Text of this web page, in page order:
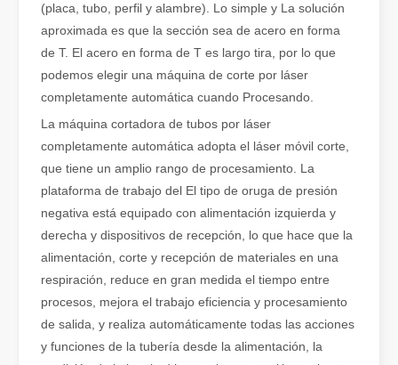
¿Qué es el corte por láser de tubos?
El corte por láser de tubos es una tecnología clave en la
(placa, tubo, perfil y alambre). Lo simple y La solución
aproximada es que la sección sea de acero en forma
de T. El acero en forma de T es largo tira, por lo que
podemos elegir una máquina de corte por láser
completamente automática cuando Procesando.
La máquina cortadora de tubos por láser
completamente automática adopta el láser móvil corte,
que tiene un amplio rango de procesamiento. La
plataforma de trabajo del El tipo de oruga de presión
negativa está equipado con alimentación izquierda y
derecha y dispositivos de recepción, lo que hace que la
alimentación, corte y recepción de materiales en una
respiración, reduce en gran medida el tiempo entre
procesos, mejora el trabajo eficiencia y procesamiento
de salida, y realiza automáticamente todas las acciones
y funciones de la tubería desde la alimentación, la